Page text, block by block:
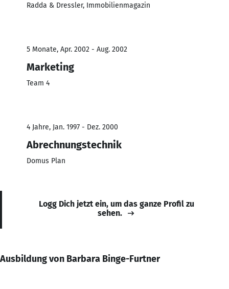
Radda & Dressler, Immobilienmagazin
5 Monate, Apr. 2002 - Aug. 2002
Marketing
Team 4
4 Jahre, Jan. 1997 - Dez. 2000
Abrechnungstechnik
Domus Plan
Logg Dich jetzt ein, um das ganze Profil zu
sehen.
Ausbildung von Barbara Binge-Furtner